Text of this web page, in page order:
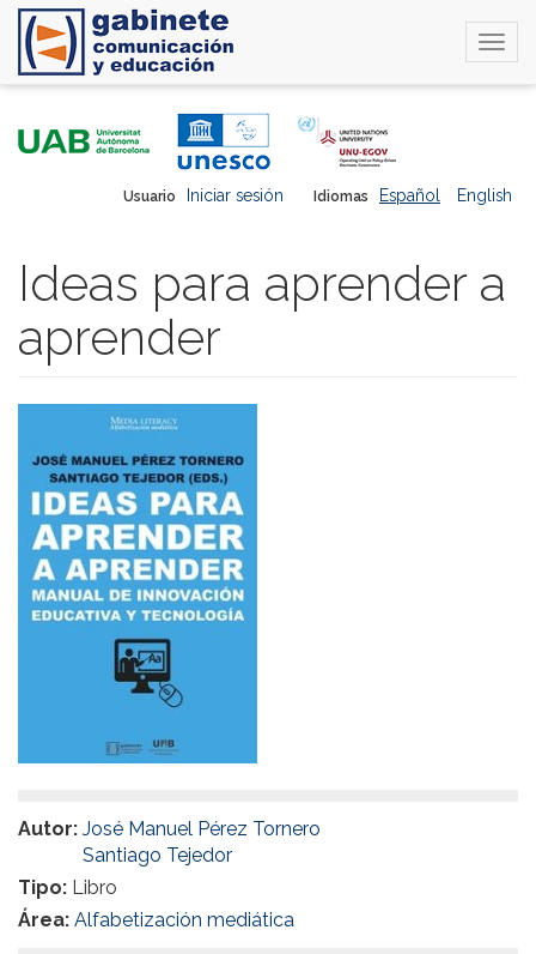
Idiomas Español English
Usuario Iniciar sesión
Ideas para aprender a
aprender
Autor: José Manuel Pérez Tornero
Santiago Tejedor
Tipo: Libro
Área: Alfabetización mediática